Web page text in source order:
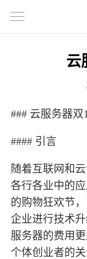
云
### 云服务器
#### 引言
随着互联网和
各行各业中的
的购物狂欢节
企业进行技术
服务器的费用
个体创业者的